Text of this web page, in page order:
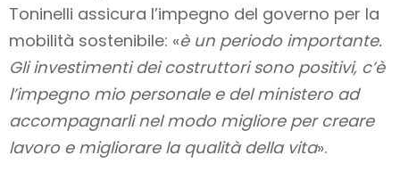
Toninelli assicura l’impegno del governo per la
mobilità sostenibile: «è un periodo importante.
Gli investimenti dei costruttori sono positivi, c’è
l’impegno mio personale e del ministero ad
accompagnarli nel modo migliore per creare
lavoro e migliorare la qualità della vita».